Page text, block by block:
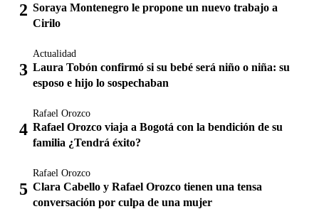
Soraya Montenegro le propone un nuevo trabajo a
Cirilo
Actualidad
Laura Tobón confirmó si su bebé será niño o niña: su
esposo e hijo lo sospechaban
Rafael Orozco
Rafael Orozco viaja a Bogotá con la bendición de su
familia ¿Tendrá éxito?
Rafael Orozco
Clara Cabello y Rafael Orozco tienen una tensa
conversación por culpa de una mujer